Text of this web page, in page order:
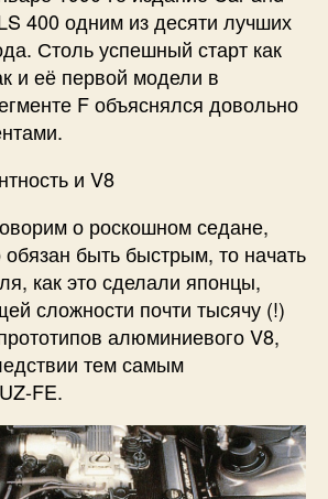
400 одним из десяти лучших
Столь успешный старт как
и её первой модели в
F объяснялся довольно
и V8
о роскошном седане,
обязан быть быстрым, то начать
как это сделали японцы,
сложности почти тысячу (!)
алюминиевого V8,
тем самым
FE.